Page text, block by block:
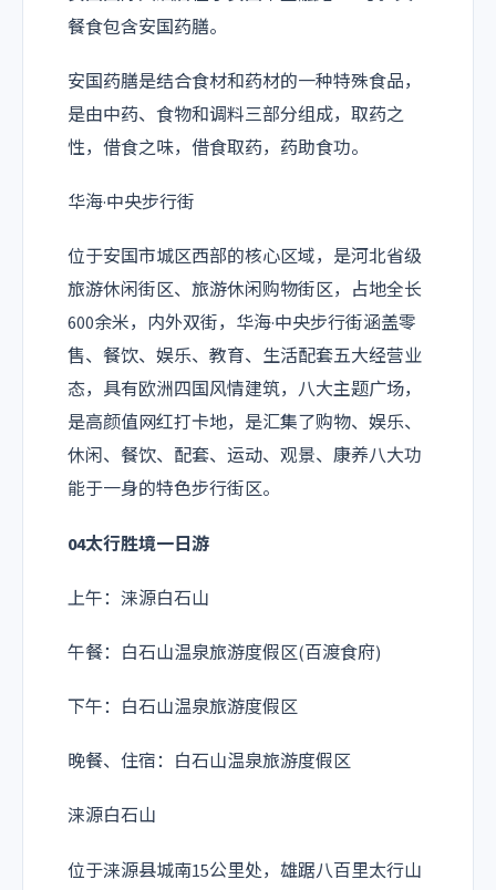
餐食包含安国药膳。
安国药膳是结合食材和药材的一种特殊食品，
是由中药、食物和调料三部分组成，取药之
性，借食之味，借食取药，药助食功。
华海·中央步行街
位于安国市城区西部的核心区域，是河北省级
旅游休闲街区、旅游休闲购物街区，占地全长
600余米，内外双街，华海·中央步行街涵盖零
售、餐饮、娱乐、教育、生活配套五大经营业
态，具有欧洲四国风情建筑，八大主题广场，
是高颜值网红打卡地，是汇集了购物、娱乐、
休闲、餐饮、配套、运动、观景、康养八大功
能于一身的特色步行街区。
04太行胜境一日游
上午：涞源白石山
午餐：白石山温泉旅游度假区(百渡食府)
下午：白石山温泉旅游度假区
晚餐、住宿：白石山温泉旅游度假区
涞源白石山
位于涞源县城南15公里处，雄踞八百里太行山